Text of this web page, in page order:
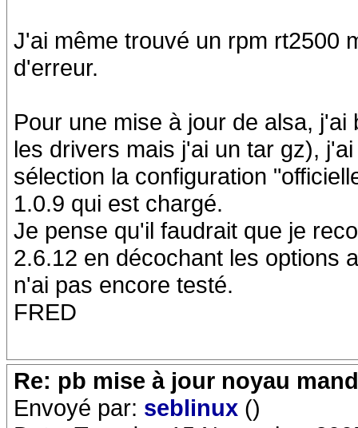
J'ai même trouvé un rpm rt2500
d'erreur.
Pour une mise à jour de alsa,
les drivers mais j'ai un tar gz),
sélection la configuration
1.0.9 qui est chargé.
Je pense qu'il faudrait que je
2.6.12 en décochant les options
n'ai pas encore testé.
FRED
Re: pb mise à jour noyau
Envoyé par: seblinux ()